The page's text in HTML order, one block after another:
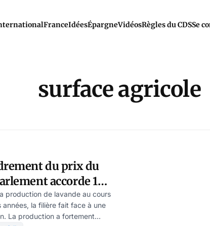
FranceIdéesÉpargneVidéosRègles du CDSSe
surface agricole
du prix du
accorde 10
pour…détruire des
production de lavande au cours
la filière fait face à une
La production a fortement